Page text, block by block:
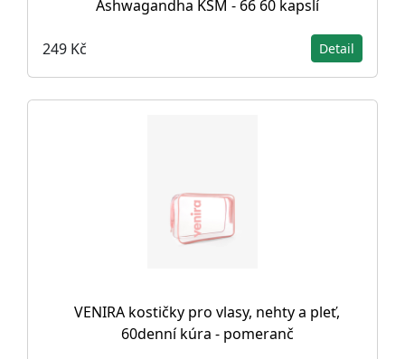
Ashwagandha KSM - 66 60 kapslí
249 Kč Detail
VENIRA kostičky pro vlasy, nehty a pleť,
60denní kúra - pomeranč